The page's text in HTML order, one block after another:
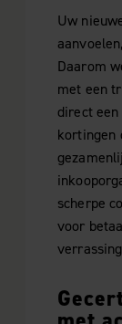
Uw
Daarom
met een
direct
kortingen
scherpe
voor